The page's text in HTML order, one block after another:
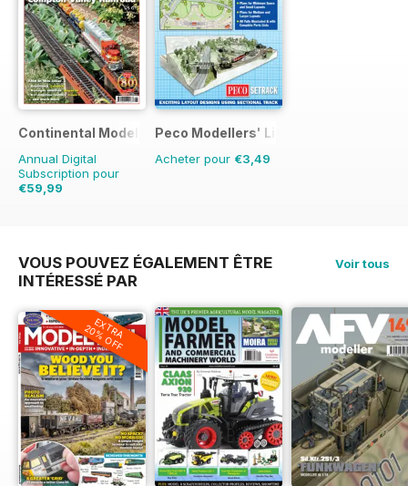
Continental Modeller
Annual Digital
Subscription pour
€59,99
Peco Modellers' Library
Acheter pour €3,49
VOUS POUVEZ ÉGALEMENT ÊTRE
INTÉRESSÉ PAR
Voir tous
EXTRA
20% OFF